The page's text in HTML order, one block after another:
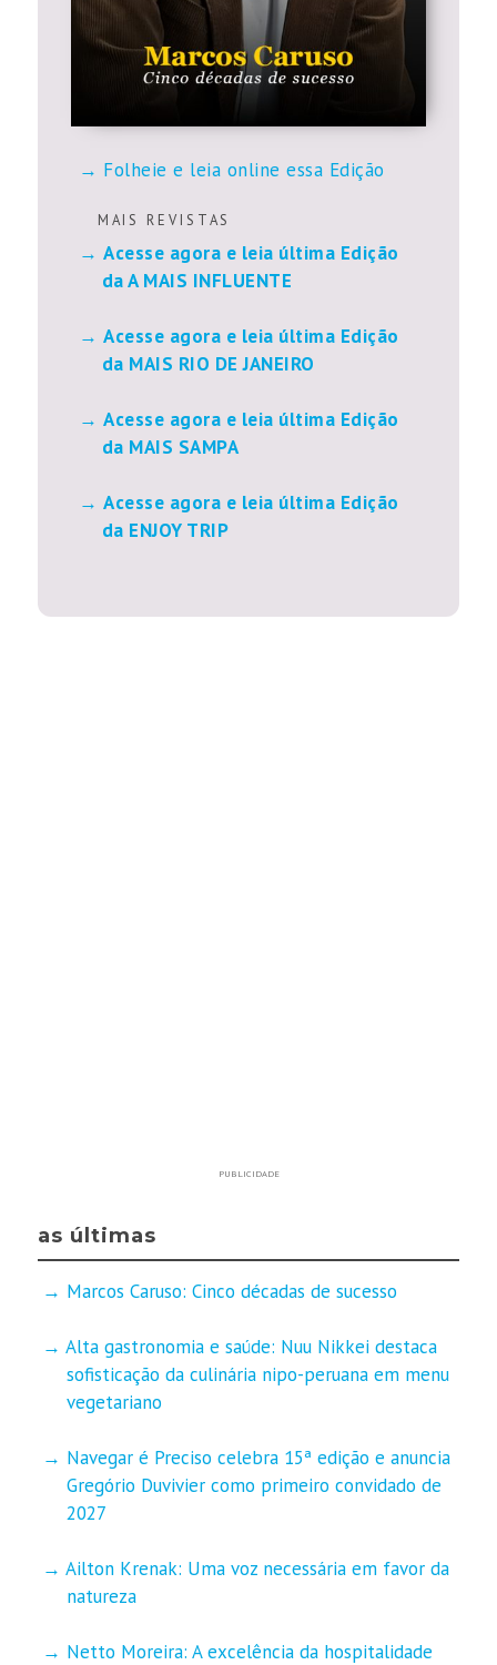
Folheie e leia online essa Edição
M A I S R E V I S T A S
Acesse agora e leia última Edição
da A MAIS INFLUENTE
Acesse agora e leia última Edição
da MAIS RIO DE JANEIRO
Acesse agora e leia última Edição
da MAIS SAMPA
Acesse agora e leia última Edição
da ENJOY TRIP
PUBLICIDADE
as últimas
Marcos Caruso: Cinco décadas de sucesso
Alta gastronomia e saúde: Nuu Nikkei destaca
sofisticação da culinária nipo-peruana em menu
vegetariano
Navegar é Preciso celebra 15ª edição e anuncia
Gregório Duvivier como primeiro convidado de
2027
Ailton Krenak: Uma voz necessária em favor da
natureza
Netto Moreira: A excelência da hospitalidade